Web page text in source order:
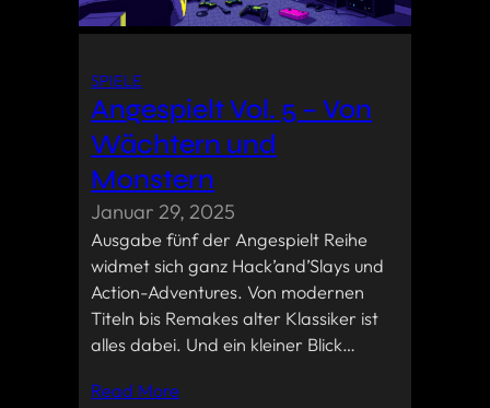
SPIELE
Angespielt Vol. 5 – Von
Wächtern und
Monstern
Januar 29, 2025
Ausgabe fünf der Angespielt Reihe
widmet sich ganz Hack’and’Slays und
Action-Adventures. Von modernen
Titeln bis Remakes alter Klassiker ist
alles dabei. Und ein kleiner Blick…
Read More